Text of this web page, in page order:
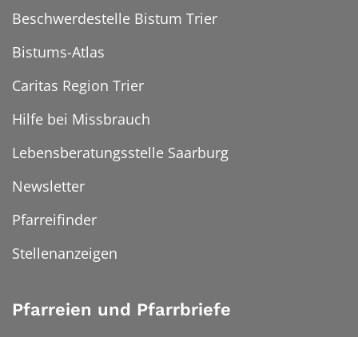
Beschwerdestelle Bistum Trier
Bistums-Atlas
Caritas Region Trier
Hilfe bei Missbrauch
Lebensberatungsstelle Saarburg
Newsletter
Pfarreifinder
Stellenanzeigen
Pfarreien und Pfarrbriefe